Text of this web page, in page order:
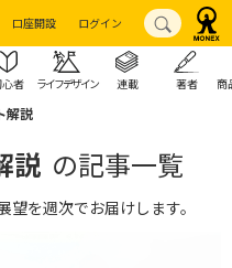
口座開設 ログイン
者 ライフデザイン 連載 著者 商
解説
説 の記事一覧
を週次でお届けします。